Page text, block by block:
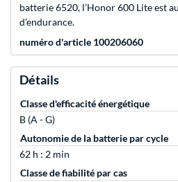
batterie 6520, l’Honor 600 Lite est
d’endurance.
numéro d'article 100206060
Détails
Classe d'efficacité énergétique
B (A - G)
Autonomie de la batterie par cycle
62 h : 2 min
Classe de fiabilité par cas